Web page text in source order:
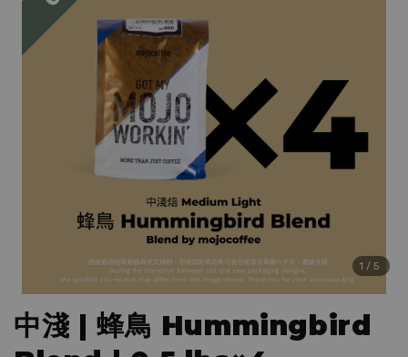
1 /5
中淺 | 蜂鳥 Hummingbird